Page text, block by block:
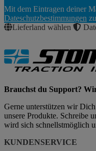
Abonnieren
Mit dem Eintragen deiner
Dateschutzbestimmungen
Lieferland wählen
Brauchst du Support?
Gerne unterstützen wir
unsere Produkte. Schreibe
wird sich schnellstmöglich
KUNDENSERVICE